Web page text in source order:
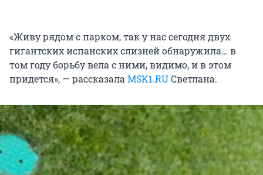
«Живу рядом с парком, так у нас сегодня двух
гигантских испанских слизней обнаружила… в
том году борьбу вела с ними, видимо, и в этом
придется», — рассказала MSK1.RUСветлана.